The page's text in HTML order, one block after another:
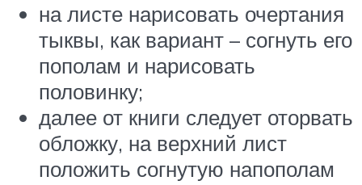
на листе нарисовать очертания
тыквы, как вариант – согнуть его
пополам и нарисовать
половинку;
далее от книги следует оторвать
обложку, на верхний лист
положить согнутую напополам